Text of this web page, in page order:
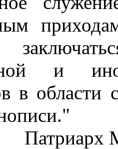
и
в области
Патриарх